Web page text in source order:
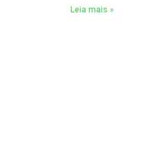
Leia mais »